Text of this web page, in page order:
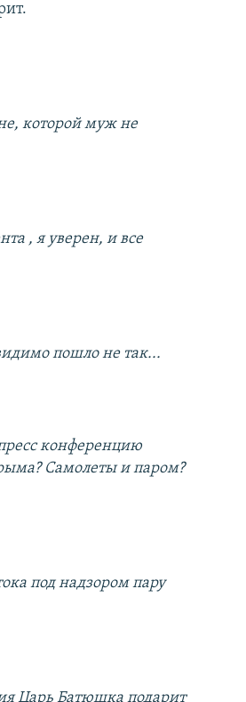
которой муж не
, я уверен, и все
пошло не так...
конференцию
Самолеты и паром?
под надзором пару
Царь Батюшка подарит